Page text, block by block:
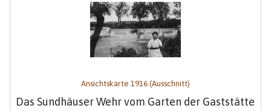
Ansichtskarte 1916 (Ausschnitt)
Das Sundhäuser Wehr vom Garten der Gaststätte